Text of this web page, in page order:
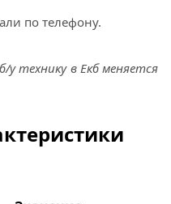
по телефону.
технику в Екб меняется